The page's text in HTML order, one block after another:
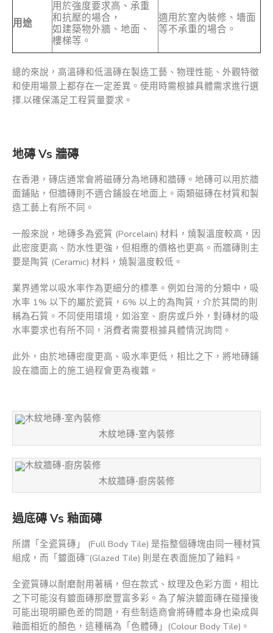
用途
用於強度要求高、承重
和抗壓的場合，
如建築物外牆、地面、
樓梯等。
適用於室內裝修、墻面
等不承重的場合。
總的來說，高溫磚和低溫磚在製造工藝、物理性能、外觀特徵
和使用場景上都存在一定差異。使用時需根據具體需求進行選
擇,以確保滿足工程質量要求。
地磚 Vs 牆磚
在香港，磚店通常會將磁磚分為地磚和牆磚。地磚可以用於牆
面鋪貼，但牆磚則不適合鋪設在地面上。兩類磁磚在材質和製
造工藝上有所不同。
一般來說，地磚多為瓷質 (Porcelain) 材料，燒製溫度較高，因
此密度更高、防水性更強，但相應的價格也更高。而牆磚則主
要是陶質 (Ceramic) 材料，燒製溫度較低。
業界通常以吸水率作為更細分的標準。例如台灣的分類中，吸
水率 1% 以下的屬於瓷質，6% 以上的為陶質，介於其間的則
稱為石質。不同使用環境，如浴室、廚房或戶外，對磚材的吸
水率要求也有所不同，消費者需要根據具體情況詢問。
此外，由於地磚密度更高、吸水率更低，相比之下，將地磚鋪
設在牆面上的施工過程會更為複雜。
木紋地磚-室內裝修
木紋牆磚-廚房裝修
過底磚 Vs 釉面磚
所謂「全瓷質磚」 (Full Body Tile) 是指整個磚塊由同一種材質
組成，而「鍍面磚”(Glazed Tile) 則是在表面施加了釉料。
全瓷質磚以耐磨耐用著稱，但在款式、紋理及色彩方面，相比
之下可能沒有鍍面磚那麼豐富多彩。為了解決鍍面磚在碰撞後
可能出現明顯色差的問題，有些制造商會將磚體本身也染成與
釉面相近的顏色，這種稱為「色體磚」(Colour Body Tile)。